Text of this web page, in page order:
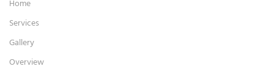
Home
Services
Gallery
Overview